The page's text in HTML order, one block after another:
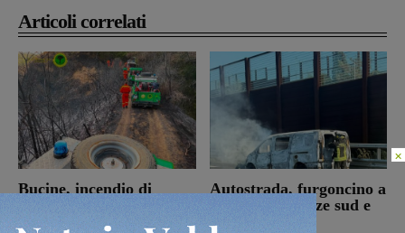
Articoli correlati
Bucine, incendio di
Pancrazio. Tre ettari
Autostrada, furgoncino a
fuoco tra Firenze sud e
Incisa Reggello
×